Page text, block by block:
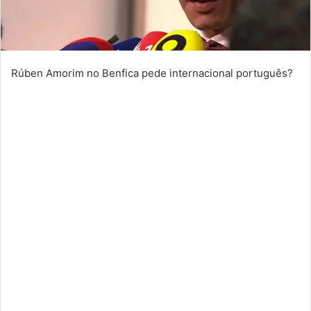
Rúben Amorim no Benfica pede internacional português?